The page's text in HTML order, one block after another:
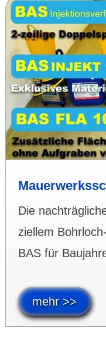
Die
ziellem
BAS für
mehr >>